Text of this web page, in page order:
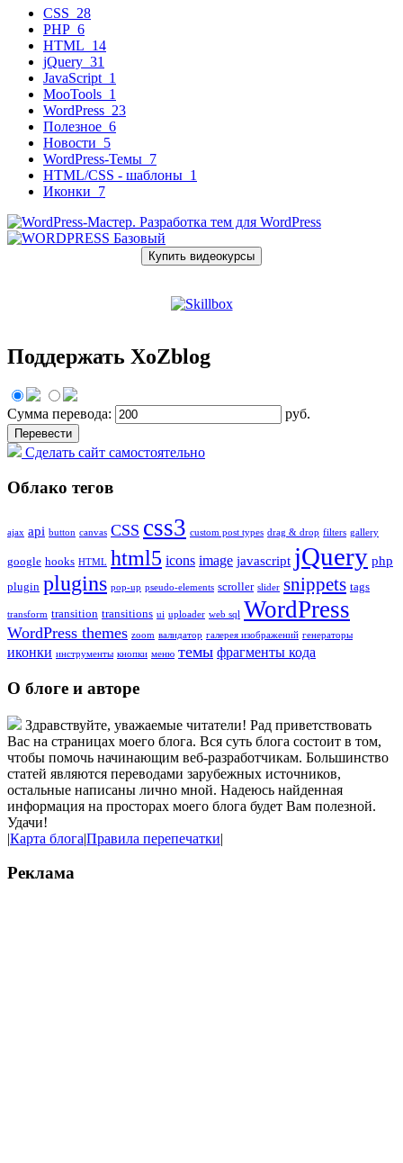
CSS 28
PHP 6
HTML 14
jQuery 31
JavaScript 1
MooTools 1
WordPress 23
Полезное 6
Новости 5
WordPress-Темы 7
HTML/CSS - шаблоны 1
Иконки 7
Купить видеокурсы
Поддержать XoZblog
Сумма перевода: руб.
Сделать сайт самостоятельно
Облако тегов
ajax api button canvas CSS css3 custom post types drag & drop filters gallery
google hooks HTML html5 icons image javascript jQuery php
plugin plugins pop-up pseudo-elements scroller slider snippets tags
transform transition transitions ui uploader web sql WordPress
WordPress themes zoom валидатор галерея изображений генераторы
иконки инструменты кнопки меню темы фрагменты кода
О блоге и авторе
Здравствуйте, уважаемые читатели! Рад приветствовать
Вас на страницах моего блога. Вся суть блога состоит в том,
чтобы помочь начинающим веб-разработчикам. Большинство
статей являются переводами зарубежных источников,
остальные написаны лично мной. Надеюсь найденная
информация на просторах моего блога будет Вам полезной.
Удачи!
|Карта блога|Правила перепечатки|
Реклама